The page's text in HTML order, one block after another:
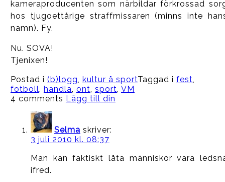
kameraproducenten som närbildar förkrossad
hos tjugoettårige straffmissaren (minns inte
namn). Fy.
Nu. SOVA!
Tjenixen!
Postad i (b)logg, kultur å sportTaggad i fest,
fotboll, handla, ont, sport, VM
4 comments Lägg till din
Selma skriver:
3 juli 2010 kl. 08:37
Man kan faktiskt låta människor vara
ifred.